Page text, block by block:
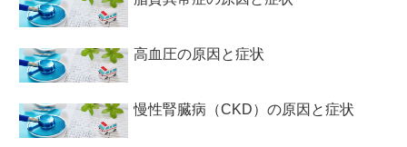
高血圧の原因と症状
慢性腎臓病（CKD）の原因と症状